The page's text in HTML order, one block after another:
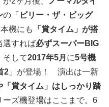
の「 ビリー・ザ・ビッグ
機にも
「賞タイム」が搭
選すれば必ずスーパーBIG
そして2017年5月 に5号機
2 」が登場！ 演出は一新
「賞タイム」はしっかり踏
ズ機登場はここまで。6